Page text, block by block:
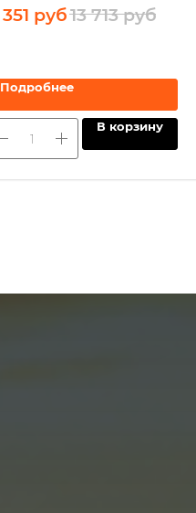
351 руб13 713 руб
Подробнее
В корзину